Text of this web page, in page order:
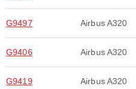
G9497 Airbus A320
G9406 Airbus A320
G9419 Airbus A320